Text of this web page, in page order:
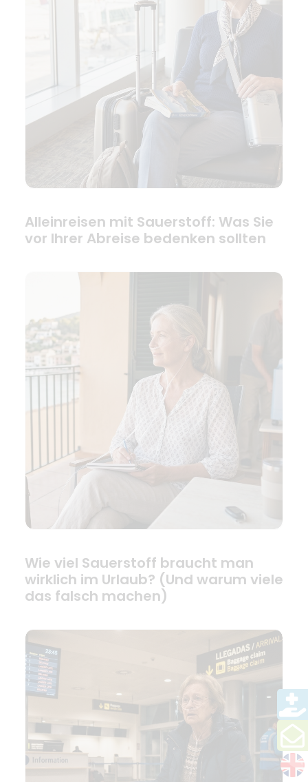
Alleinreisen mit Sauerstoff: Was Sie
vor Ihrer Abreise bedenken sollten
Wie viel Sauerstoff braucht man
wirklich im Urlaub? (Und warum viele
das falsch machen)